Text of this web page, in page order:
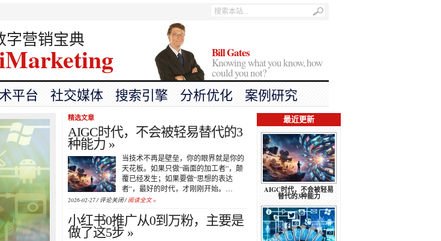
字营销宝典
Bill Gates
Knowing what you know, how
could you not?
平台 社交媒体 搜索引擎 分析优化 案例研究
精选文章
AIGC时代，不会被轻易替代的3
种能力 »
当技术不再是壁垒，你的眼界就是你的
天花板。如果只做“画面的加工者”，颠
覆已经发生；如果要做“思想的表达
者”，最好的时代，才刚刚开始。…
2026-02-27 /评论关闭/阅读全文 »
小红书0推广从0到万粉，主要是
做了这5步 »
最近更新
AIGC时代，不会被轻易
替代的3种能力